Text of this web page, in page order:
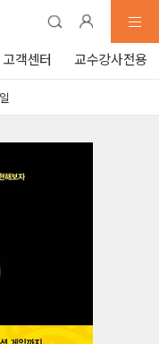
고객센터 교수강사전용